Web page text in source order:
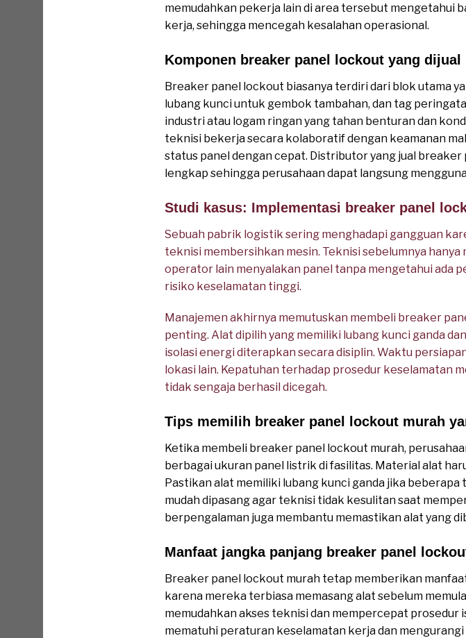
memudahkan pekerja lain di area tersebut mengetahui
kerja, sehingga mencegah kesalahan operasional.
Komponen breaker panel lockout yang dijual
Breaker panel lockout biasanya terdiri dari blok utama
lubang kunci untuk gembok tambahan, dan tag
industri atau logam ringan yang tahan benturan dan
teknisi bekerja secara kolaboratif dengan keamanan
status panel dengan cepat. Distributor yang jual
lengkap sehingga perusahaan dapat langsung
Studi kasus: Implementasi breaker panel
Sebuah pabrik logistik sering menghadapi gangguan
teknisi membersihkan mesin. Teknisi sebelumnya
operator lain menyalakan panel tanpa mengetahui ada
risiko keselamatan tinggi.
Manajemen akhirnya memutuskan membeli breaker
penting. Alat dipilih yang memiliki lubang kunci ganda
isolasi energi diterapkan secara disiplin. Waktu
lokasi lain. Kepatuhan terhadap prosedur keselamatan
tidak sengaja berhasil dicegah.
Tips memilih breaker panel lockout murah
Ketika membeli breaker panel lockout murah,
berbagai ukuran panel listrik di fasilitas. Material alat
Pastikan alat memiliki lubang kunci ganda jika beberapa
mudah dipasang agar teknisi tidak kesulitan saat
berpengalaman juga membantu memastikan alat yang
Manfaat jangka panjang breaker panel
Breaker panel lockout murah tetap memberikan
karena mereka terbiasa memasang alat sebelum
memudahkan akses teknisi dan mempercepat
mematuhi peraturan keselamatan kerja dan